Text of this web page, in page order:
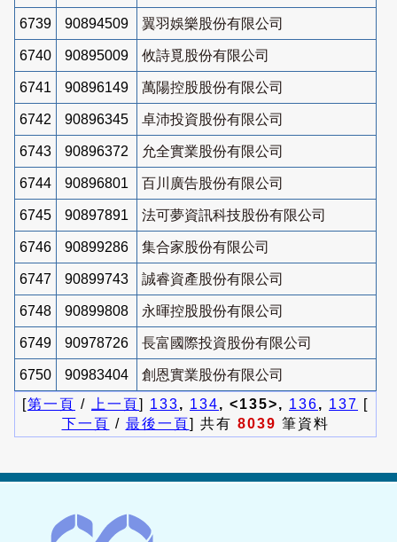
6739 90894509 翼羽娛樂股份有限公司
6740 90895009 攸詩覓股份有限公司
6741 90896149 萬陽控股股份有限公司
6742 90896345 卓沛投資股份有限公司
6743 90896372 允全實業股份有限公司
6744 90896801 百川廣告股份有限公司
6745 90897891 法可夢資訊科技股份有限公司
6746 90899286 集合家股份有限公司
6747 90899743 誠睿資產股份有限公司
6748 90899808 永暉控股股份有限公司
6749 90978726 長富國際投資股份有限公司
6750 90983404
創恩實業股份有限公司
[第一頁 / 上一頁] 133, 134, <135>, 136, 137 [
下一頁 / 最後一頁] 共有 8039 筆資料